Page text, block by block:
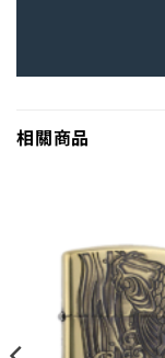
相關商品